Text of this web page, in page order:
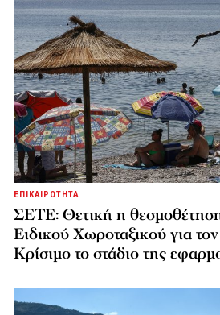
ΕΠΙΚΑΙΡΟΤΗΤΑ
ΣΕΤΕ: Θετική η
Ειδικού Χωροταξικού για
Κρίσιμο το στάδιο της